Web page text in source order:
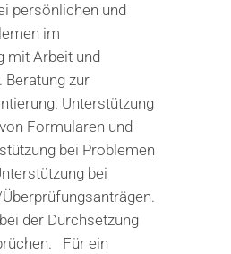
persönlichen und
im
mit Arbeit und
zur
Unterstützung
Formularen und
bei Problemen
bei
der Durchsetzung
Für ein